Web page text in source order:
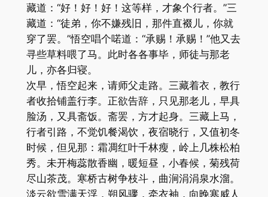
藏道：“好！好！好！这等样，才象个行者。”三
藏道：“徒弟，你不嫌残旧，那件直裰儿，你就
穿了罢。”悟空唱个喏道：“承赐！承赐！”他又去
寻些草料喂了马。此时各各事毕，师徒与那老
儿，亦各归寝。
次早，悟空起来，请师父走路。三藏着衣，教行
者收拾铺盖行李。正欲告辞，只见那老儿，早具
脸汤，又具斋饭。斋罢，方才起身。三藏上马，
行者引路，不觉饥餐渴饮，夜宿晓行，又值初冬
时候，但见那：霜凋红叶千林瘦，岭上几株松柏
秀。未开梅蕊散香幽，暖短昼，小春候，菊残荷
尽山茶茂。寒桥古树争枝斗，曲涧涓涓泉水溜。
淡云欲雪满天浮，朔风骤，牵衣袖，向晚寒威人